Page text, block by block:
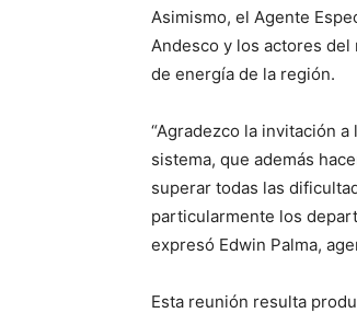
Asimismo, el Agente
Andesco y los actores
de energía de la región.
“Agradezco la invitación
sistema, que además
superar todas las
particularmente los
expresó Edwin Palma,
Esta reunión resulta